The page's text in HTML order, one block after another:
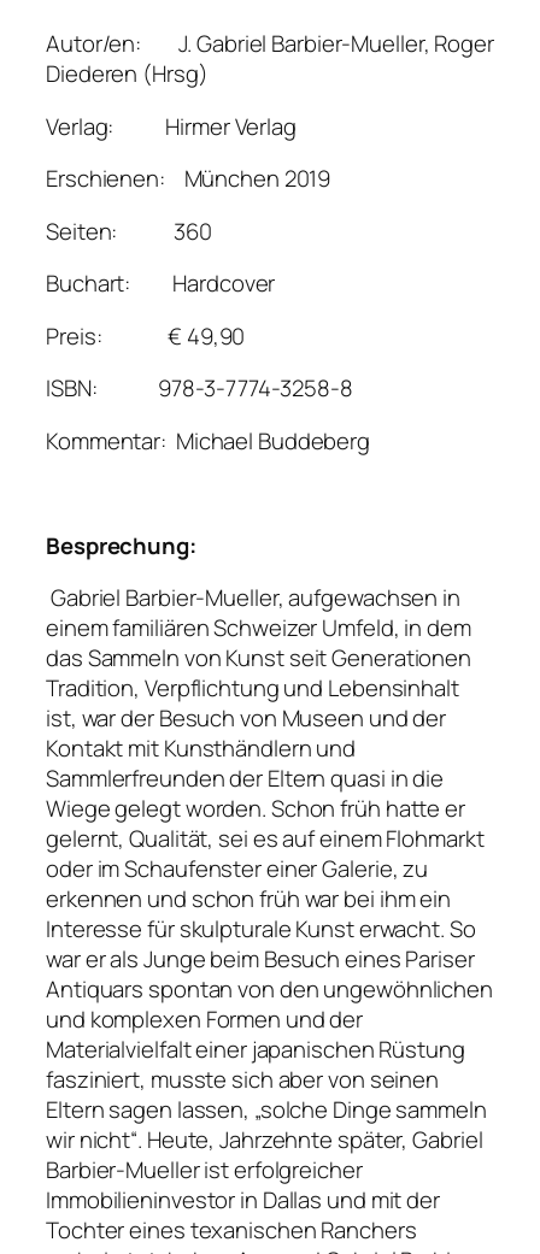
Autor/en: J. Gabriel Barbier-Mueller, Roger
Diederen (Hrsg)
Verlag: Hirmer Verlag
Erschienen: München 2019
Seiten: 360
Buchart: Hardcover
Preis: € 49,90
ISBN: 978-3-7774-3258-8
Kommentar: Michael Buddeberg
Besprechung:
Gabriel Barbier-Mueller, aufgewachsen in
einem familiären Schweizer Umfeld, in dem
das Sammeln von Kunst seit Generationen
Tradition, Verpflichtung und Lebensinhalt
ist, war der Besuch von Museen und der
Kontakt mit Kunsthändlern und
Sammlerfreunden der Eltern quasi in die
Wiege gelegt worden. Schon früh hatte er
gelernt, Qualität, sei es auf einem Flohmarkt
oder im Schaufenster einer Galerie, zu
erkennen und schon früh war bei ihm ein
Interesse für skulpturale Kunst erwacht. So
war er als Junge beim Besuch eines Pariser
Antiquars spontan von den ungewöhnlichen
und komplexen Formen und der
Materialvielfalt einer japanischen Rüstung
fasziniert, musste sich aber von seinen
Eltern sagen lassen, „solche Dinge sammeln
wir nicht“. Heute, Jahrzehnte später, Gabriel
Barbier-Mueller ist erfolgreicher
Immobilieninvestor in Dallas und mit der
Tochter eines texanischen Ranchers